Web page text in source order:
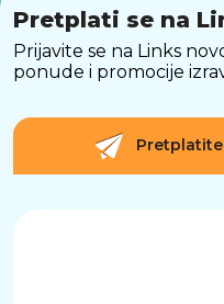
Pretplati se na
Prijavite se na Links
ponude i promocije